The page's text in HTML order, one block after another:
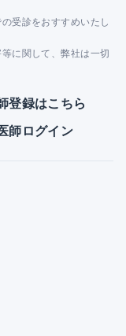
受診をおすすめいたし
に関して、弊社は一切
登録はこちら
師ログイン